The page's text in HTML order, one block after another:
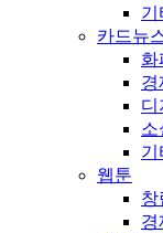
기
카드뉴
화
경
디
소
기
웹툰
창
경